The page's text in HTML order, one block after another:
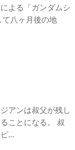
よる「ガンダムシ
て八ヶ月後の地
アンは叔父が残し
ことになる。 叔
...